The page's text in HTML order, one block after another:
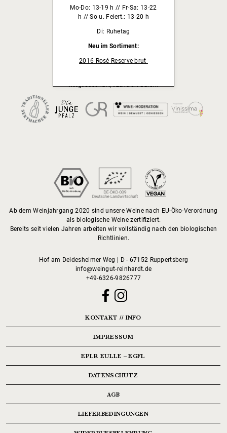
Mo-Do: 13-19 h // Fr-Sa: 13-22
h // So u. Feiert.: 13-20 h
Di: Ruhetag
Neu im Sortiment:
2016 Rosé Reserve brut
Unser Weingut wird empfohlen von:
Mitgliedschaft/lizensiert durch:
Ab dem Weinjahrgang 2020 sind unsere Weine nach EU-Öko-Verordnung
als biologische Weine zertifiziert.
Bereits seit vielen Jahren arbeiten wir vollständig nach den biologischen
Richtlinien.
Hof am Deidesheimer Weg | D - 67152 Ruppertsberg
info@weingut-reinhardt.de
+49-6326-9826777
KONTAKT // INFO
IMPRESSUM
EPLR EULLE – EGFL
DATENSCHUTZ
AGB
LIEFERBEDINGUNGEN